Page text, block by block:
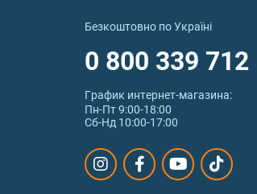
Безкоштовно по Україні
0 800 339 712
График интернет‑магазина:
Пн-Пт 9:00-18:00
Сб-Нд 10:00-17:00